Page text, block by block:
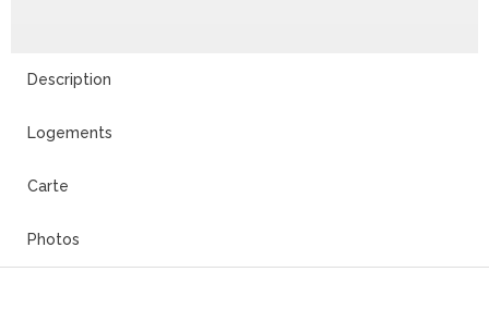
Description
Logements
Carte
Photos